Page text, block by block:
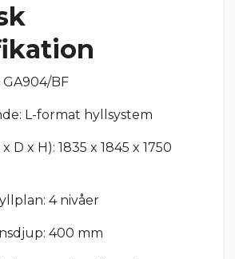
GA904/BF
L-format hyllsystem
D x H): 1835 x 1845 x 1750
4 nivåer
400 mm